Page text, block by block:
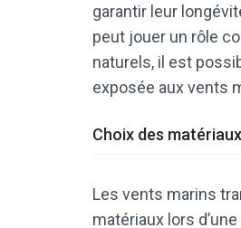
garantir leur
peut jouer un rôle
naturels, il est
exposée aux vents
Choix des
Les vents marins
matériaux lors d’une